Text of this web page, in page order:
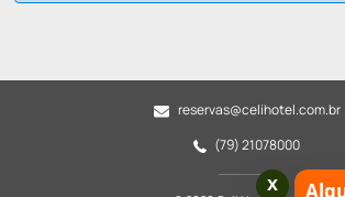
reservas@celihotel.com.br
(79) 21078000
x